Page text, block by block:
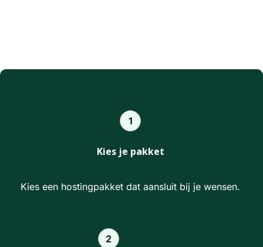
1
Kies je pakket
Kies een hostingpakket dat aansluit bij je wensen.
2